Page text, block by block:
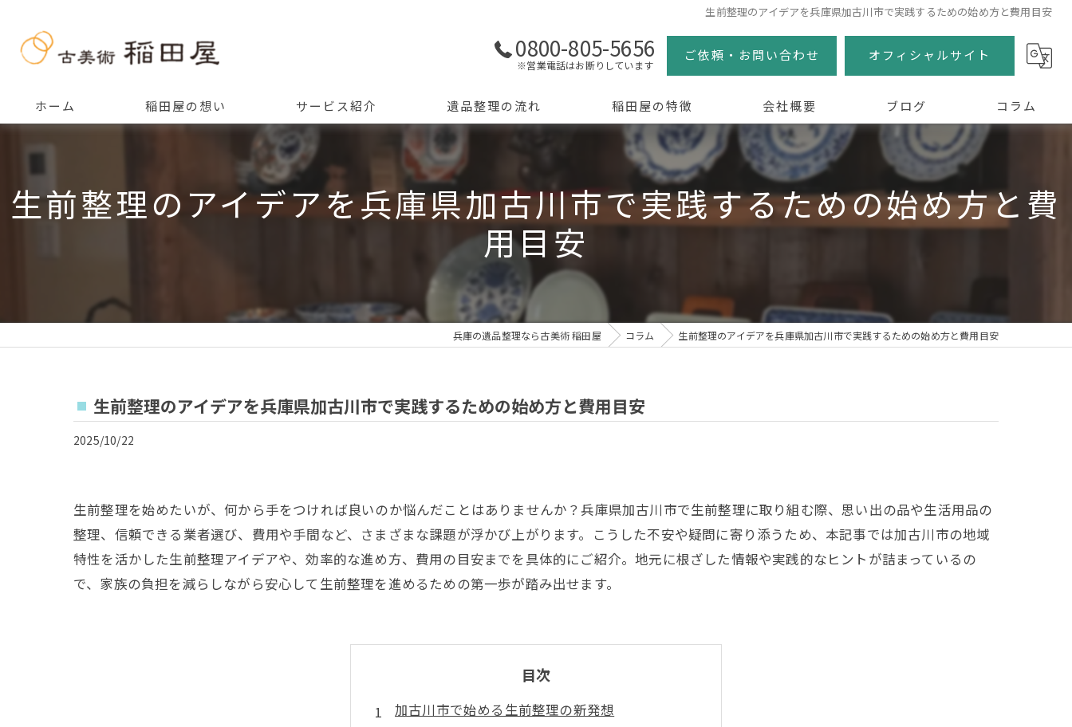
生前整理のアイデアを兵庫県加古川市で実践するための始め方と費用目安
0800-805-5656
※営業電話はお断りしています
ご依頼・お問い合わせ オフィシャルサイト
ホーム 稲田屋の想い サービス紹介 遺品整理の流れ
よくある質問
稲田屋の特徴
生前整理
京都の遺品整理
会社概要 ブログ コラム
生前整理のアイデアを兵庫県加古川市で実践するための始め方と費
用目安
兵庫の遺品整理なら古美術 稲田屋 コラム 生前整理のアイデアを兵庫県加古川市で実践するための始め方と費用目安
生前整理のアイデアを兵庫県加古川市で実践するための始め方と費用目安
2025/10/22
生前整理を始めたいが、何から手をつければ良いのか悩んだことはありませんか？兵庫県加古川市で生前整理に取り組む際、思い出の品や生活用品の
整理、信頼できる業者選び、費用や手間など、さまざまな課題が浮かび上がります。こうした不安や疑問に寄り添うため、本記事では加古川市の地域
特性を活かした生前整理アイデアや、効率的な進め方、費用の目安までを具体的にご紹介。地元に根ざした情報や実践的なヒントが詰まっているの
で、家族の負担を減らしながら安心して生前整理を進めるための第一歩が踏み出せます。
目次
加古川市で始める生前整理の新発想